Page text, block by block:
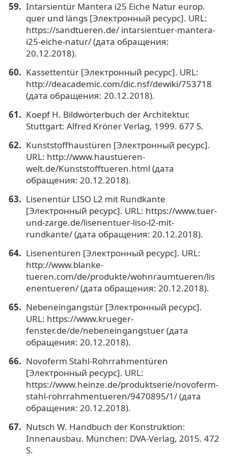
Intarsientür Mantera i25 Eiche Natur europ.
quer und längs [Электронный ресурс]. URL:
https://sandtueren.de/ intarsientuer-mantera-
i25-eiche-natur/ (дата обращения:
20.12.2018).
Kassettentür [Электронный ресурс]. URL:
http://deacademic.com/dic.nsf/dewiki/753718
(дата обращения: 20.12.2018).
Koepf H. Bildwörterbuch der Architektur.
Stuttgart: Alfred Kröner Verlag, 1999. 677 S.
Kunststoffhaustüren [Электронный ресурс].
URL: http://www.haustueren-
welt.de/Kunststofftueren.html (дата
обращения: 20.12.2018).
Lisenentür LISO L2 mit Rundkante
[Электронный ресурс]. URL: https://www.tuer-
und-zarge.de/lisenentuer-liso-l2-mit-
rundkante/ (дата обращения: 20.12.2018).
Lisenentüren [Электронный ресурс]. URL:
http://www.blanke-
tueren.com/de/produkte/wohnraumtueren/lis
enentueren/ (дата обращения: 20.12.2018).
Nebeneingangstür [Электронный ресурс].
URL: https://www.krueger-
fenster.de/de/nebeneingangstuer (дата
обращения: 20.12.2018).
Novoferm Stahl-Rohrrahmentüren
[Электронный ресурс]. URL:
https://www.heinze.de/produktserie/novoferm-
stahl-rohrrahmentueren/9470895/1/ (дата
обращения: 20.12.2018).
Nutsch W. Handbuch der Konstruktion:
Innenausbau. München: DVA-Verlag, 2015. 472
S.